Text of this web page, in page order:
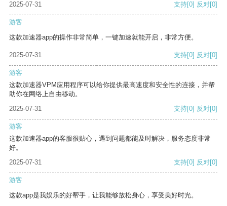
2025-07-31 支持[0] 反对[0]
游客
这款加速器app的操作非常简单，一键加速就能开启，非常方便。
2025-07-31 支持[0] 反对[0]
游客
这款加速器VPM应用程序可以给你提供最高速度和安全性的连接，并帮
助你在网络上自由移动。
2025-07-31
支持[0] 反对[0]
游客
这款加速器app的客服很贴心，遇到问题都能及时解决，服务态度非常
好。
2025-07-31
支持[0] 反对[0]
游客
这款app是我娱乐的好帮手，让我能够放松身心，享受美好时光。